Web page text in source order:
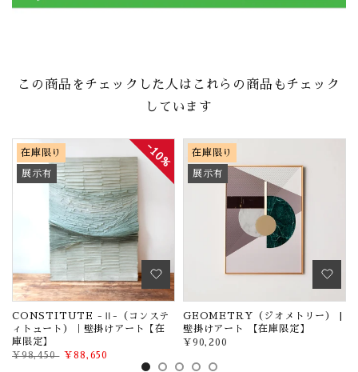
この商品をチェックした人はこれらの商品もチェック
しています
10%
在庫限り
展示有
CONSTITUTE -Ⅱ-（コンステ
ィトュート）｜壁掛けアート【在
庫限定】
¥98,450 ¥88,650
在庫限り
展示有
GEOMETRY（ジオメトリー） |
壁掛けアート 【在庫限定】
¥90,200